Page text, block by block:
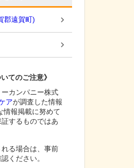
郡遠賀町)
てのご注意》
カンパニー株式
アが調査した情報
情報掲載に努めて
するものではあ
る場合は、事前
ください。